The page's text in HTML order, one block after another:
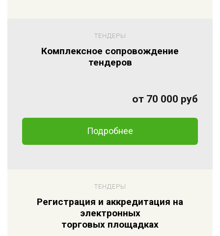
ТЕНДЕРЫ
Комплексное сопровождение
тендеров
от 70 000 руб
Подробнее
ТЕНДЕРЫ
Регистрация и аккредитация на
электронных
торговых площадках